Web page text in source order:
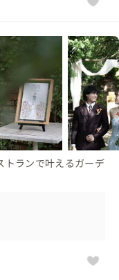
トランで叶えるガーデ